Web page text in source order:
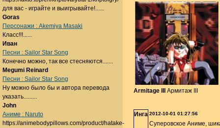
Armitage III Армитаж III
Инга 2012-10-01 01:27:56
Суперовское Аниме,
для вас - играйте и выигрывайте!......
Goras
Персонажи : Akemiya Masaki
Класс!!!......
Иван
Песни : Sailor Star Song
Конечно можно, так все стесняются.......
Megumi Reinard
Песни : Sailor Star Song
Ну можно было бы и автора перевода
указать.........
John
Аниме : Naruto
https://animebodypillows.com/product/hatake-